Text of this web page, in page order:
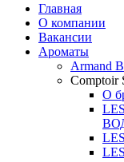
Главная
О компании
Вакансии
Ароматы
Armand
Comptoir
О